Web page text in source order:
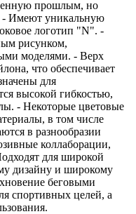
прошлым, но
- Имеют уникальную
логотип "N". -
рисунком,
моделями. - Верх
что обеспечивает
для
высокой гибкостью,
- Некоторые цветовые
в том числе
в разнообразии
коллаборации,
для широкой
дизайну и широкому
беговыми
спортивных целей, а